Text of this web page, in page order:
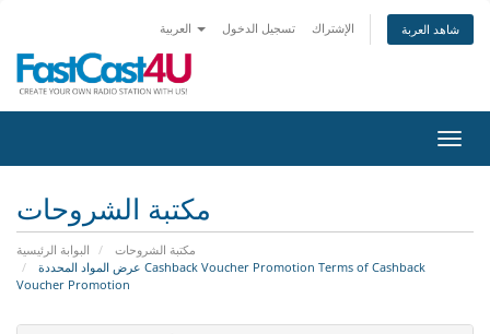
تسجيل الدخول الإشتراك شاهد العربة
مكتبة الشروحات
البوابة الرئيسية
مكتبة الشروحات
Voucher Promotion